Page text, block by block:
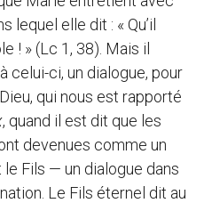
lequel elle dit : « Qu’il
! » (Lc 1, 38). Mais il
celui-ci, un dialogue, pour
qui nous est rapporté
, quand il est dit que les
devenues comme un
Fils — un dialogue dans
Le Fils éternel dit au